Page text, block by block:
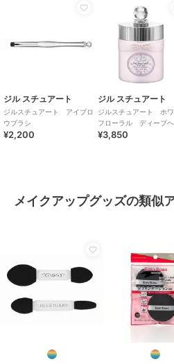
ジル スチュアート
ジルスチュアート アイブロ
ウブラシ
¥2,200
ジル スチュアート
ジルスチュアート ホワ
フローラル ディープヘ
クレンズ
¥3,850
メイクアップグッズの類似